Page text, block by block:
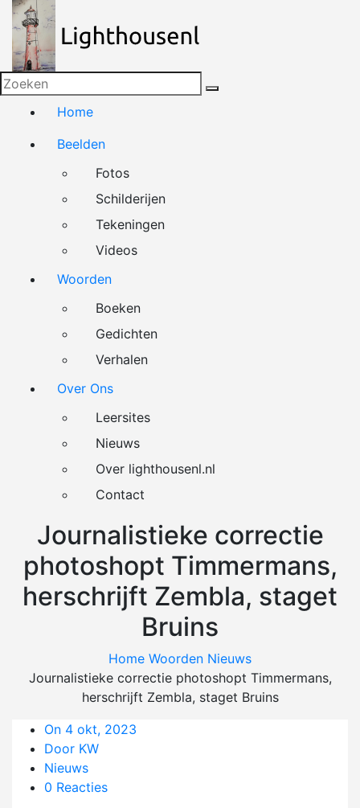
Naar
de
inhoud
springen
Home
Beelden
Fotos
Schilderijen
Tekeningen
Videos
Woorden
Boeken
Gedichten
Verhalen
Over Ons
Leersites
Nieuws
Over lighthousenl.nl
Contact
Journalistieke correctie
photoshopt Timmermans,
herschrijft Zembla, staget
Bruins
Home Woorden Nieuws
Journalistieke correctie photoshopt Timmermans,
herschrijft Zembla, staget Bruins
On 4 okt, 2023
Door KW
Nieuws
0 Reacties